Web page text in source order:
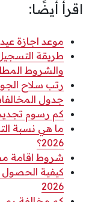
اقرأ أيضًا:
موعد اجازة عيد
والشروط
رتب سلاح الجو
جدول
كم رسوم تجديد
ما هي نسبة
2026؟
شروط اقامة
كيفية الحصول
2026